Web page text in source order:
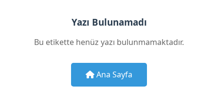
Yazı Bulunamadı
Bu etikette henüz yazı bulunmamaktadır.
Ana Sayfa